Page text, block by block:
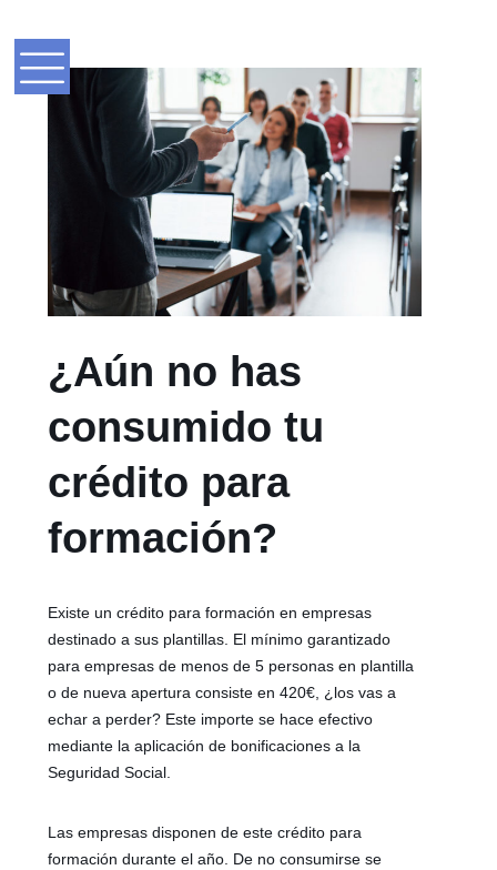
¿Aún no has
consumido tu
crédito para
formación?
Existe un crédito para formación en empresas
destinado a sus plantillas. El mínimo garantizado
para empresas de menos de 5 personas en plantilla
o de nueva apertura consiste en 420€, ¿los vas a
echar a perder? Este importe se hace efectivo
mediante la aplicación de bonificaciones a la
Seguridad Social.
Las empresas disponen de este crédito para
formación durante el año. De no consumirse se